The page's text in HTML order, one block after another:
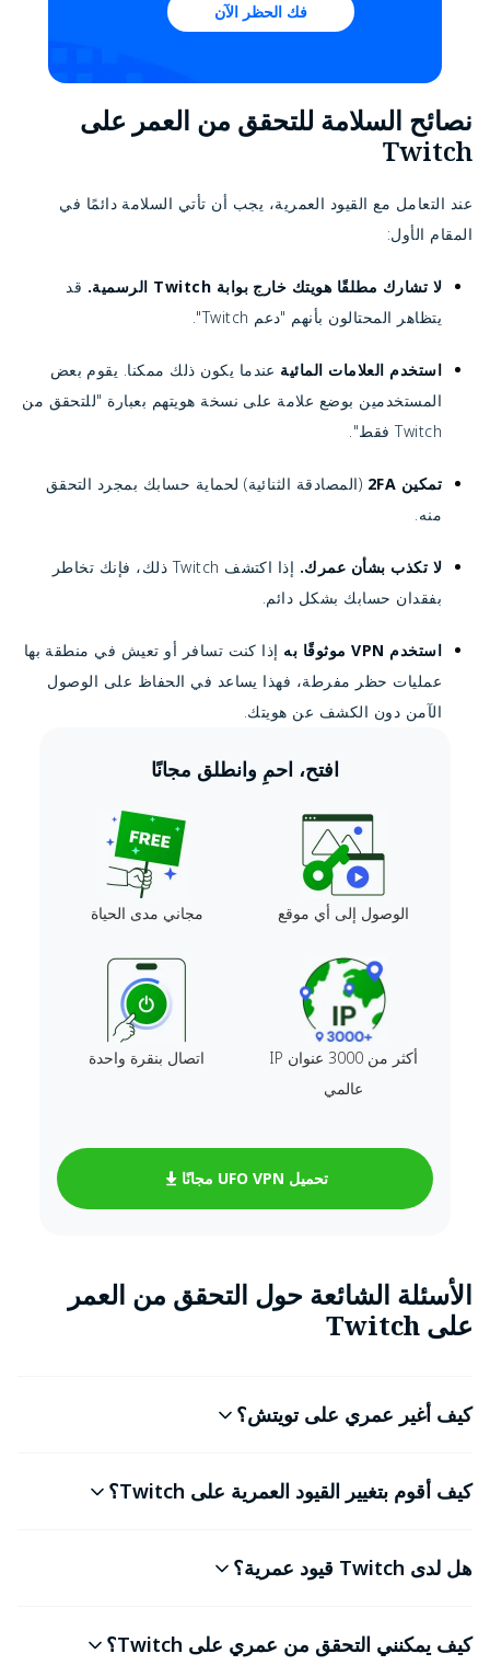
فك الحظر الآن
نصائح السلامة للتحقق من العمر على
Twitch
عند التعامل مع القيود العمرية، يجب أن تأتي السلامة دائمًا في
المقام الأول:
لا تشارك مطلقًا هويتك خارج بوابة Twitch الرسمية.
قد
يتظاهر المحتالون بأنهم "دعم Twitch".
استخدم العلامات المائية عندما يكون ذلك ممكنا. يقوم بعض
المستخدمين بوضع علامة على نسخة هويتهم بعبارة "للتحقق من
Twitch فقط".
تمكين 2FA
(المصادقة الثنائية) لحماية حسابك بمجرد التحقق
منه.
لا تكذب بشأن عمرك.
إذا اكتشف Twitch ذلك، فإنك تخاطر
بفقدان حسابك بشكل دائم.
استخدم VPN موثوقًا به
إذا كنت تسافر أو تعيش في منطقة بها
عمليات حظر مفرطة، فهذا يساعد في الحفاظ على الوصول
الآمن دون الكشف عن هويتك.
افتح، احمِ وانطلق مجانًا
الوصول إلى أي موقع مجاني مدى الحياة
أكثر من 3000 عنوان IP
عالمي
اتصال بنقرة واحدة
تحميل UFO VPN مجانًا
الأسئلة الشائعة حول التحقق من العمر
على Twitch
كيف أغير عمري على تويتش؟
كيف أقوم بتغيير القيود العمرية على Twitch؟
هل لدى Twitch قيود عمرية؟
كيف يمكنني التحقق من عمري على Twitch؟